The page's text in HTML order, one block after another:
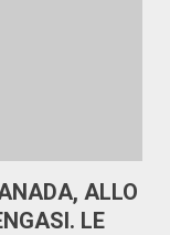
ALLO
LE